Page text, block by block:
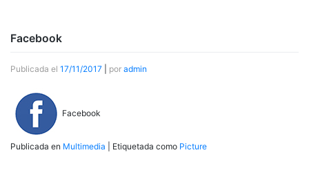
Facebook
Publicada el 17/11/2017 por admin
Facebook
Publicada en Multimedia Etiquetada como Picture